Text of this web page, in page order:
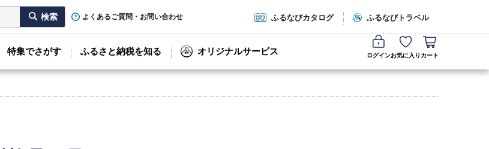
よくあるご質問・お問い合わせ ふるなびカタログ ふるなびトラベル
特集でさがす ふるさと納税を知る オリジナルサービス ログインお気に入り カート